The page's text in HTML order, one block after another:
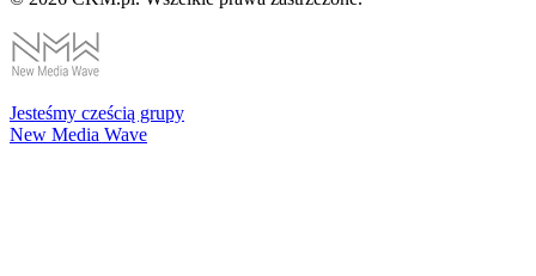
Jesteśmy cześcią grupy
New Media Wave